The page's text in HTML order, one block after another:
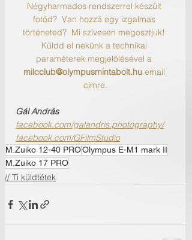
Négyharmados rendszerrel készült
fotód?  Van hozzá egy izgalmas
történeted?  Mi szívesen megosztjuk!
Küldd el nekünk a technikai
paraméterek megjelölésével a
milcclub@olympusmintabolt.hu email
címre.
Gál András
facebook.com/galandris.photography/
facebook.com/GFilmStudio
M.Zuiko 12-40 PROOlympus E-M1 mark II
M.Zuiko 17 PRO
// Ti küldtétek